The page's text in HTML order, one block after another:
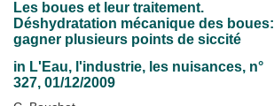
Les boues et leur traitement.
Déshydratation mécanique des boues:
gagner plusieurs points de siccité
in L'Eau, l'industrie, les nuisances, n°
327, 01/12/2009